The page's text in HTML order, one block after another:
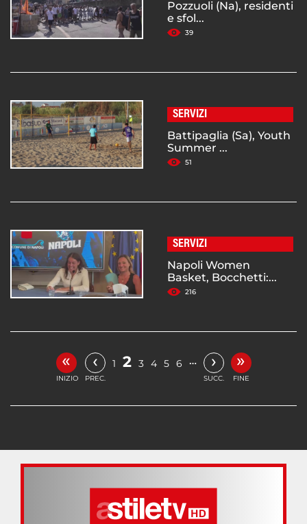
Pozzuoli (Na), residenti
e sfol...
39
SERVIZI
Battipaglia (Sa), Youth
Summer ...
51
SERVIZI
Napoli Women
Basket, Bocchetti:...
216
«
INIZIO
‹
PREC.
1 2 3 4 5 6 … ›
SUCC.
»
FINE